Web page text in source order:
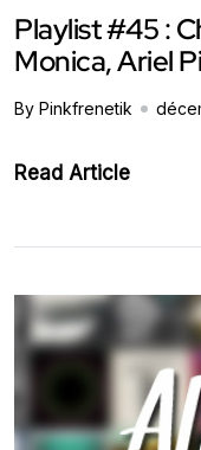
Playlist #45 :
Monica, Ariel
By Pinkfrenetik
Read Article